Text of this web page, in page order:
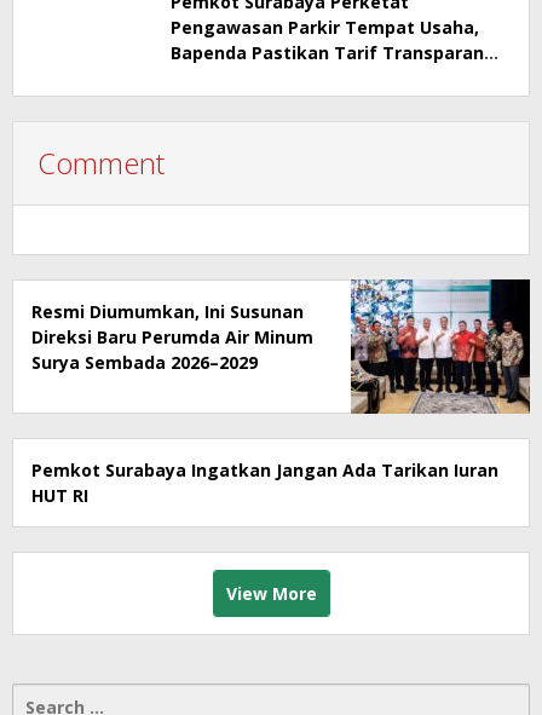
Pengawasan Parkir Tempat Usaha,
Bapenda Pastikan Tarif Transparan
Comment
Resmi Diumumkan, Ini Susunan
Direksi Baru Perumda Air Minum
Surya Sembada 2026–2029
Pemkot Surabaya Ingatkan Jangan Ada Tarikan Iuran
HUT RI
View More
Search